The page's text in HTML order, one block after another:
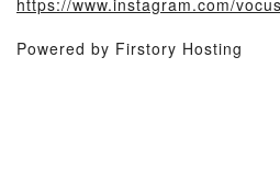
https://www.instagram.com/
Powered by Firstory Hosting